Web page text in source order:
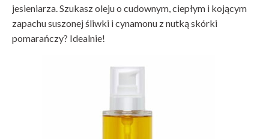
jesieniarza. Szukasz oleju o cudownym, ciepłym i kojącym
zapachu suszonej śliwki i cynamonu z nutką skórki
pomarańczy? Idealnie!